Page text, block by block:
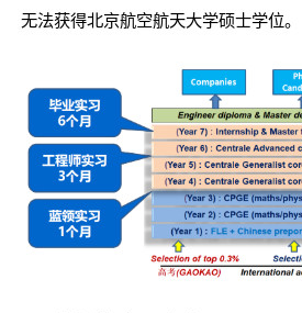
无法获得北京航空航天大学硕士学位。